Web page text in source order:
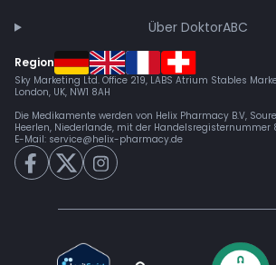
Über DoktorABC
Region
Sky Marketing Ltd. Office 219, LABS Atrium Stables
London, UK, NW1 8AH
Die Medikamente werden von Helix Pharmacy B.V,
Heerlen, Niederlande, mit der Handelsregisternummer
E-Mail: service@helix-pharmacy.de